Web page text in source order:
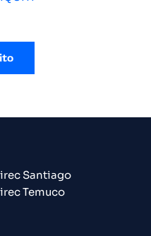
Santiago
Temuco